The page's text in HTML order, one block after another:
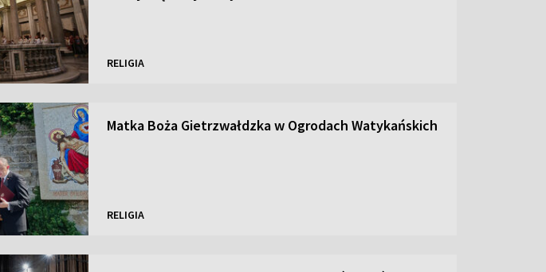
RELIGIA
Matka Boża Gietrzwałdzka w Ogrodach Watykańskich
RELIGIA